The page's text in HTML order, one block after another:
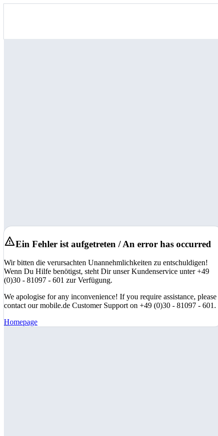
Ein Fehler ist aufgetreten / An error has occurred
Wir bitten die verursachten Unannehmlichkeiten zu entschuldigen!
Wenn Du Hilfe benötigst, steht Dir unser Kundenservice unter +49
(0)30 - 81097 - 601 zur Verfügung.
We apologise for any inconvenience! If you require assistance, please
contact our mobile.de Customer Support on +49 (0)30 - 81097 - 601.
Homepage